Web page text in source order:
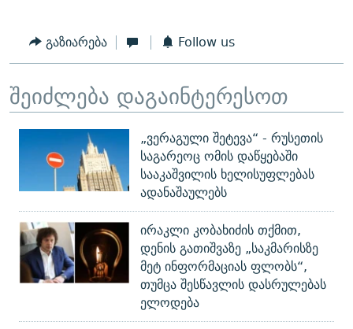
გაზიარება Follow us
შეიძლება დაგაინტერესოთ
„ვერაგული შეტევა“ - რუსეთის
საგარეოც ომის დაწყებაში
სააკაშვილის ხელისუფლებას
ადანაშაულებს
ირაკლი კობახიძის თქმით,
დენის გათიშვაზე „საკმარისზე
მეტ ინფორმაციას ფლობს“,
თუმცა შესწავლის დასრულებას
ელოდება